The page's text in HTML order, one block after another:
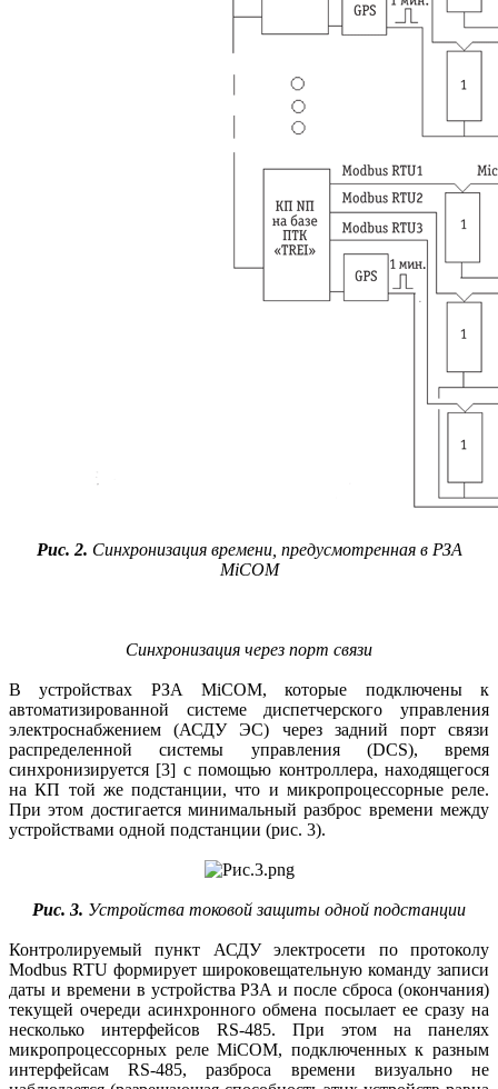
Рис. 2. Синхронизация времени, предусмотренная в РЗА
MiCOM
Синхронизация через порт связи
В устройствах РЗА MiCOM, которые подключены к
автоматизированной системе диспетчерского управления
электроснабжением (АСДУ ЭС) через задний порт связи
распределенной системы управления (DCS), время
синхронизируется [3] с помощью контроллера, находящегося
на КП той же подстанции, что и микропроцессорные реле.
При этом достигается минимальный разброс времени между
устройствами одной подстанции (рис. 3).
Рис. 3. Устройства токовой защиты одной подстанции
Контролируемый пункт АСДУ электросети по протоколу
Modbus RTU формирует широковещательную команду записи
даты и времени в устройства РЗА и после сброса (окончания)
текущей очереди асинхронного обмена посылает ее сразу на
несколько интерфейсов RS‑485. При этом на панелях
микропроцессорных реле MiCOM, подключенных к разным
интерфейсам RS‑485, разброса времени визуально не